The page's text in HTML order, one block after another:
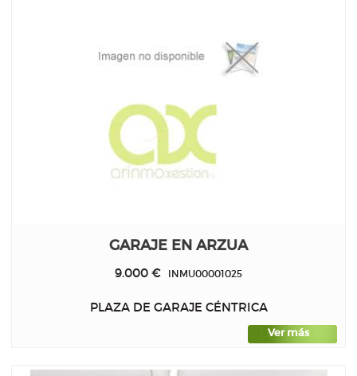
GARAJE EN ARZUA
9.000 € INMU00001025
PLAZA DE GARAJE CÉNTRICA
Ver más